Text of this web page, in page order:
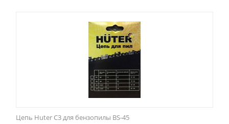
Цепь Huter С3 для бензопилы BS-45